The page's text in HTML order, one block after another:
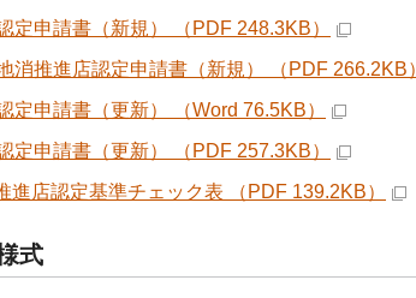
定申請書（新規） （PDF 248.3KB）
推進店認定申請書（新規） （PDF 266.2KB）
定申請書（更新） （Word 76.5KB）
定申請書（更新） （PDF 257.3KB）
進店認定基準チェック表 （PDF 139.2KB）
式